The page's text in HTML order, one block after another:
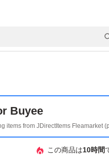
Buyee
items from JDirectItems Fleamarket
この商品は10時間